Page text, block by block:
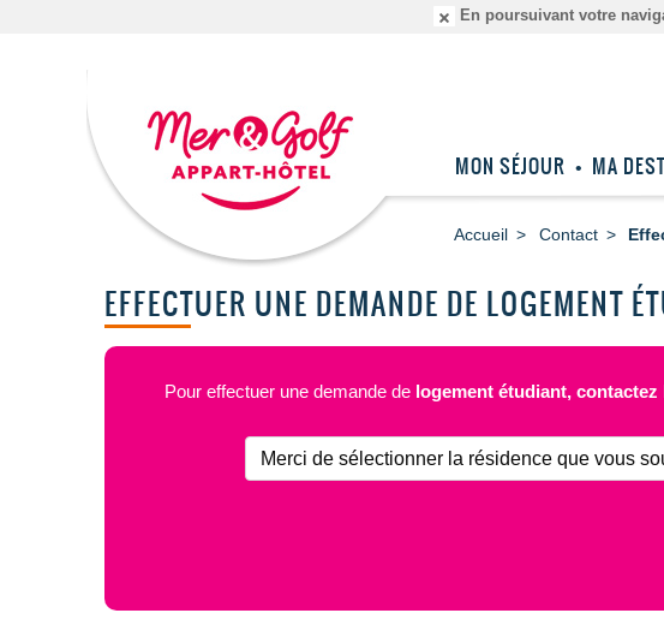
En poursuivant votre
MON SÉJOUR MA
Accueil Contact
EFFECTUER UNE DEMANDE DE LOGEMENT
Pour effectuer une demande de logement étudiant,